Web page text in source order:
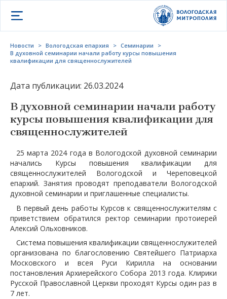
Открыть меню
Новости > Вологодская епархия > Семинарии
>
В духовной семинарии начали работу курсы повышения
квалификации для священнослужителей
Дата публикации: 26.03.2024
В духовной семинарии начали работу
курсы повышения квалификации для
священнослужителей
25 марта 2024 года в Вологодской духовной семинарии
начались Курсы повышения квалификации для
священнослужителей Вологодской и Череповецкой
епархий. Занятия проводят преподаватели Вологодской
духовной семинарии и приглашенные специалисты.
В первый день работы Курсов к священнослужителям с
приветствием обратился ректор семинарии протоиерей
Алексий Ольховников.
Система повышения квалификации священнослужителей
организована по благословению Святейшего Патриарха
Московского и всея Руси Кирилла на основании
постановления Архиерейского Собора 2013 года. Клирики
Русской Православной Церкви проходят Курсы один раз в
7 лет.